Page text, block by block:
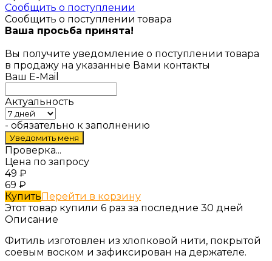
Сообщить о поступлении
Сообщить о поступлении товара
Ваша просьба принята!
Вы получите уведомление о поступлении товара
в продажу на указанные Вами контакты
Ваш E-Mail
Актуальность
- обязательно к заполнению
Проверка...
Цена по запросу
49 ₽
69 ₽
КупитьПерейти в корзину
Этот товар купили 6 раз за последние 30 дней
Описание
Фитиль изготовлен из хлопковой нити, покрытой
соевым воском и зафиксирован на держателе.